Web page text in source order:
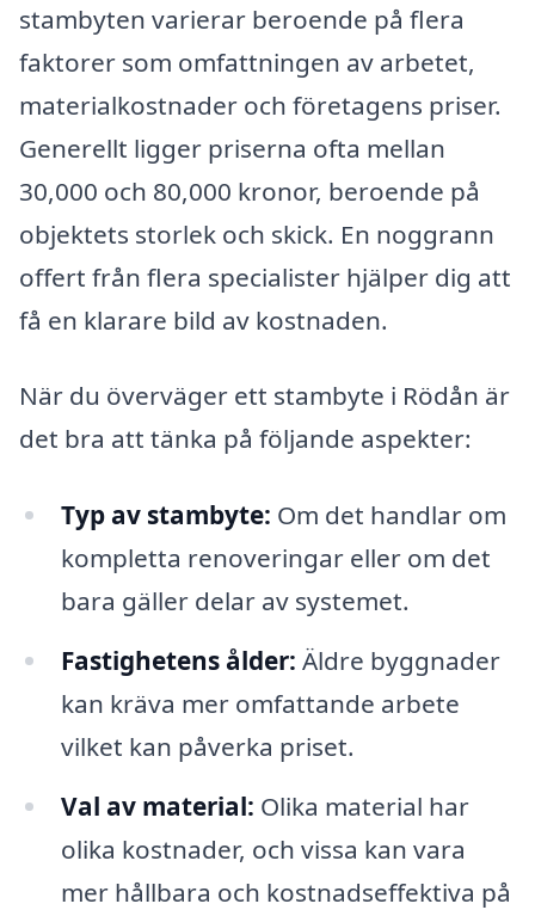
stambyten varierar beroende på flera
faktorer som omfattningen av arbetet,
materialkostnader och företagens priser.
Generellt ligger priserna ofta mellan
30,000 och 80,000 kronor, beroende på
objektets storlek och skick. En noggrann
offert från flera specialister hjälper dig att
få en klarare bild av kostnaden.
När du överväger ett stambyte i Rödån är
det bra att tänka på följande aspekter:
Typ av stambyte: Om det handlar om
kompletta renoveringar eller om det
bara gäller delar av systemet.
Fastighetens ålder: Äldre byggnader
kan kräva mer omfattande arbete
vilket kan påverka priset.
Val av material: Olika material har
olika kostnader, och vissa kan vara
mer hållbara och kostnadseffektiva på